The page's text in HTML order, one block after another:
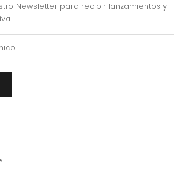
Newsletter para recibir lanzamientos y